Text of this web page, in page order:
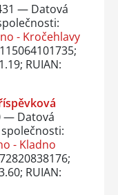
— Datová
- Kročehlavy
RUIAN:
— Datová
- Kladno
RUIAN: